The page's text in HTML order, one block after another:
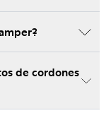
de cordones